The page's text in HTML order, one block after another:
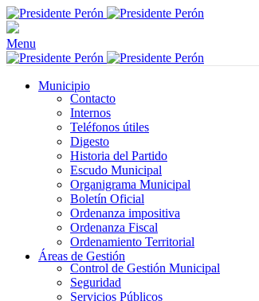
Menu
Municipio
Contacto
Internos
Teléfonos útiles
Digesto
Historia del Partido
Escudo Municipal
Organigrama Municipal
Boletín Oficial
Ordenanza impositiva
Ordenanza Fiscal
Ordenamiento Territorial
Áreas de Gestión
Control de Gestión Municipal
Seguridad
Servicios Públicos